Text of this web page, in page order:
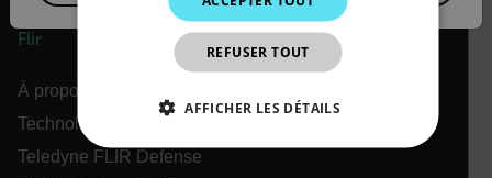
Flir
À propos de Flir
Technologies Teledyne
Teledyne FLIR Defense
JAPANESE
CHINESE
REFUSER TOUT
AFFICHER LES DÉTAILS
STRICTEMENT NÉCESSAIRES